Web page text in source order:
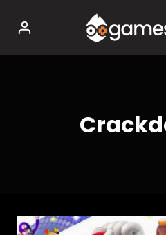
contenuto